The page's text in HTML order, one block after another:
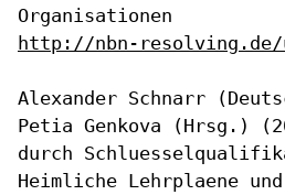
Organisationen
http://nbn-resolving.de/
Alexander Schnarr
Petia Genkova (Hrsg.)
durch
Heimliche Lehrplaene und